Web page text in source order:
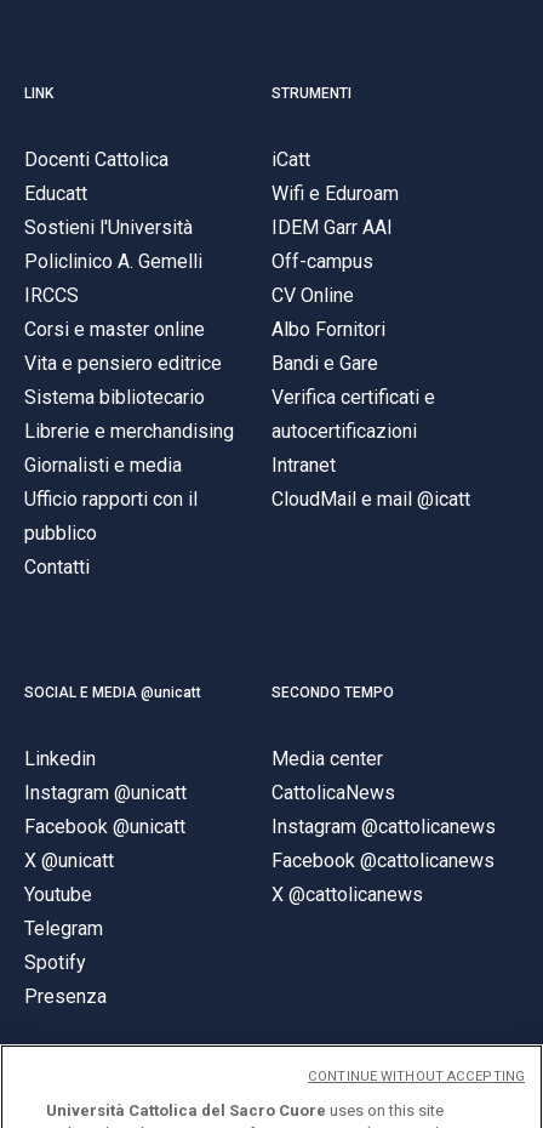
LINK
Docenti Cattolica
Educatt
Sostieni l'Università
Policlinico A. Gemelli
IRCCS
Corsi e master online
Vita e pensiero editrice
Sistema bibliotecario
Librerie e merchandising
Giornalisti e media
Ufficio rapporti con il
pubblico
Contatti
STRUMENTI
iCatt
Wifi e Eduroam
IDEM Garr AAI
Off-campus
CV Online
Albo Fornitori
Bandi e Gare
Verifica certificati e
autocertificazioni
Intranet
CloudMail e mail @icatt
SOCIAL E MEDIA @unicatt
Linkedin
Instagram @unicatt
Facebook @unicatt
X @unicatt
Youtube
Telegram
Spotify
Presenza
SECONDO TEMPO
Media center
CattolicaNews
Instagram @cattolicanews
Facebook @cattolicanews
X @cattolicanews
Università Cattolica del Sacro Cuore uses on this site
CONTINUE WITHOUT ACCEPTING